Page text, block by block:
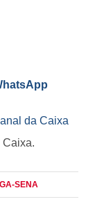
da Caixa
Caixa.
SENA